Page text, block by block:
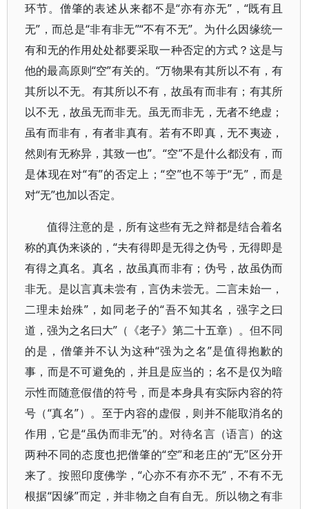
环节。僧肇的表述从来都不是“亦有亦无”，“既有且
无”，而总是“非有非无”“不有不无”。为什么因缘统一
有和无的作用处处都要采取一种否定的方式？这是与
他的最高原则“空”有关的。“万物果有其所以不有，有
其所以不无。有其所以不有，故虽有而非有；有其所
以不无，故虽无而非无。虽无而非无，无者不绝虚；
虽有而非有，有者非真有。若有不即真，无不夷迹，
然则有无称异，其致一也”。“空”不是什么都没有，而
是体现在对“有”的否定上；“空”也不等于“无”，而是
对“无”也加以否定。
值得注意的是，所有这些有无之辩都是结合着名
称的真伪来谈的，“夫有得即是无得之伪号，无得即是
有得之真名。真名，故虽真而非有；伪号，故虽伪而
非无。是以言真未尝有，言伪未尝无。二言未始一，
二理未始殊”，如同老子的“吾不知其名，强字之曰
道，强为之名曰大”（《老子》第二十五章）。但不同
的是，僧肇并不认为这种“强为之名”是值得抱歉的
事，而是不可避免的，并且是应当的；名不是仅为暗
示性而随意假借的符号，而是本身具有实际内容的符
号（“真名”）。至于内容的虚假，则并不能取消名的
作用，它是“虽伪而非无”的。对待名言（语言）的这
两种不同的态度也把僧肇的“空”和老庄的“无”区分开
来了。按照印度佛学，“心亦不有亦不无”，不有不无
根据“因缘”而定，并非物之自有自无。所以物之有非